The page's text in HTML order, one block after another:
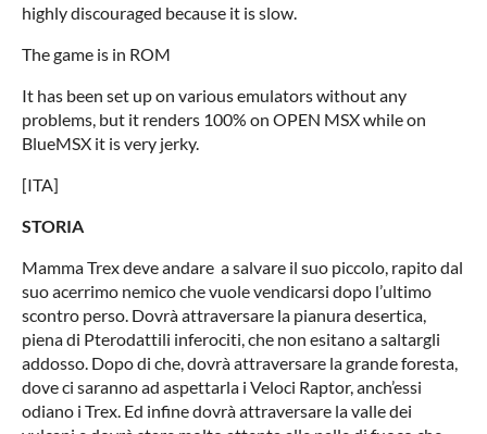
highly discouraged because it is slow.
The game is in ROM
It has been set up on various emulators without any
problems, but it renders 100% on OPEN MSX while on
BlueMSX it is very jerky.
[ITA]
STORIA
Mamma Trex deve andare a salvare il suo piccolo, rapito dal
suo acerrimo nemico che vuole vendicarsi dopo l’ultimo
scontro perso. Dovrà attraversare la pianura desertica,
piena di Pterodattili inferociti, che non esitano a saltargli
addosso. Dopo di che, dovrà attraversare la grande foresta,
dove ci saranno ad aspettarla i Veloci Raptor, anch’essi
odiano i Trex. Ed infine dovrà attraversare la valle dei